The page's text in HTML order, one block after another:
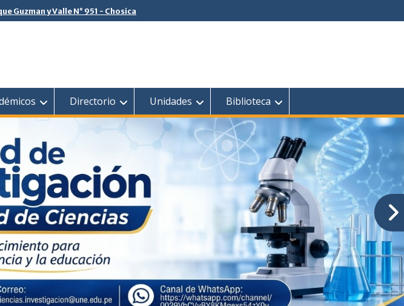
Guzman y Valle N° 951 - Chosica
Directorio Unidades Biblioteca